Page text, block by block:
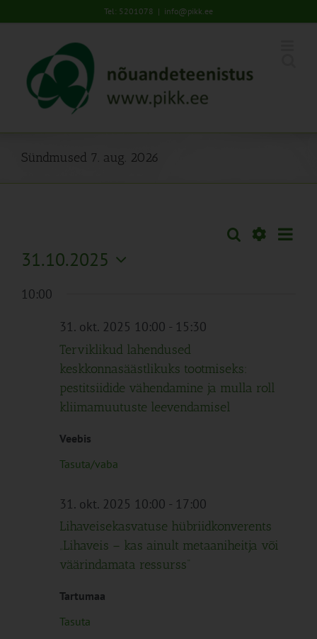
to
Tel: 5201078 | info@pikk.ee
Sündmused 7. aug. 2026
Sündmused
Otsi Päev
31.10.2025
kuupäev.
10:00
31. okt. 2025 10:00 - 15:30
Terviklikud lahendused
keskkonnasäästlikuks tootmiseks:
pestitsiidide vähendamine ja mulla roll
kliimamuutuste leevendamisel
Veebis
Tasuta/vaba
31. okt. 2025 10:00 - 17:00
Lihaveisekasvatuse hübriidkonverents
„Lihaveis – kas ainult metaaniheitja või
väärindamata ressurss“
Tartumaa
Tasuta